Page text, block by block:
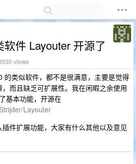
件 Layouter 开源了
views
的类似软件，都不是很满意，主要是觉得
而且缺乏可扩展性。我在闲暇之余使用
基本功能，开源在
Layouter
件扩展功能，大家有什么其他以及意见